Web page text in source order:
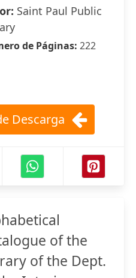
Saint Paul Public
de Páginas: 222
Descarga
of the
of the Dept.